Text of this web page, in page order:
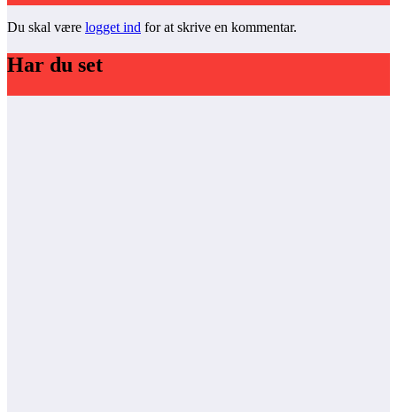
Du skal være logget ind for at skrive en kommentar.
Har du set